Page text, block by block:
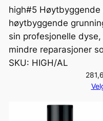
high#5
høytbyggende
sin profesjonelle
mindre reparasjoner
SKU: HIGH/AL